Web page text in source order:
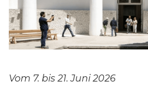
Vom 7. bis 21. Juni 2026